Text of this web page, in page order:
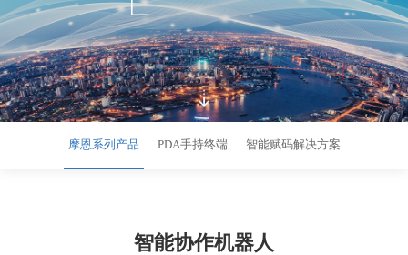
摩恩系列产品 PDA手持终端 智能赋码解决方案
智能协作机器人